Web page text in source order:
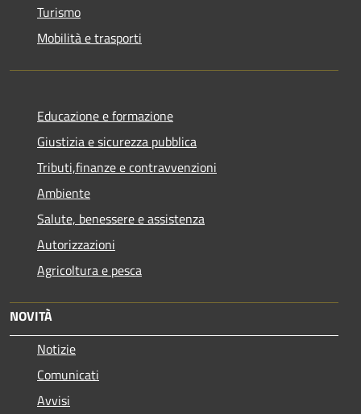
Turismo
Mobilità e trasporti
Educazione e formazione
Giustizia e sicurezza pubblica
Tributi,finanze e contravvenzioni
Ambiente
Salute, benessere e assistenza
Autorizzazioni
Agricoltura e pesca
NOVITÀ
Notizie
Comunicati
Avvisi